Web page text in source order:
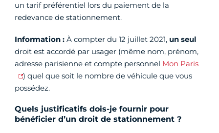
un tarif préférentiel lors du paiement de la
redevance de stationnement.
Information : À compter du 12 juillet 2021, un seul
droit est accordé par usager (même nom, prénom,
adresse parisienne et compte personnel Mon Paris
) quel que soit le nombre de véhicule que vous
possédez.
Quels justificatifs dois-je fournir pour
bénéficier d’un droit de stationnement ?